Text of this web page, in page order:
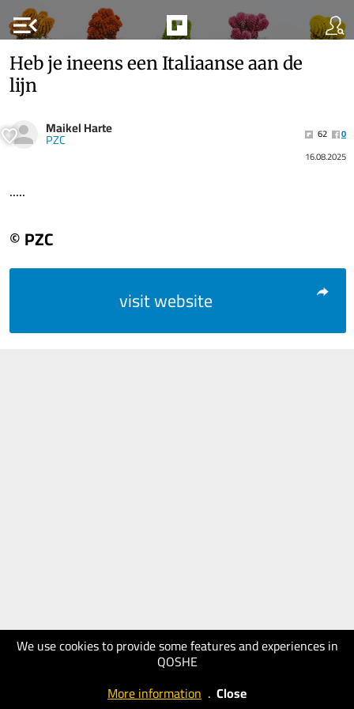
menu_open
We use cookies to provide some features and experiences in
QOSHE
More information . Close
Heb je ineens een Italiaanse aan de
lijn
Maikel Harte
PZC 62
0
16.08.2025
.....
© PZC
visit website